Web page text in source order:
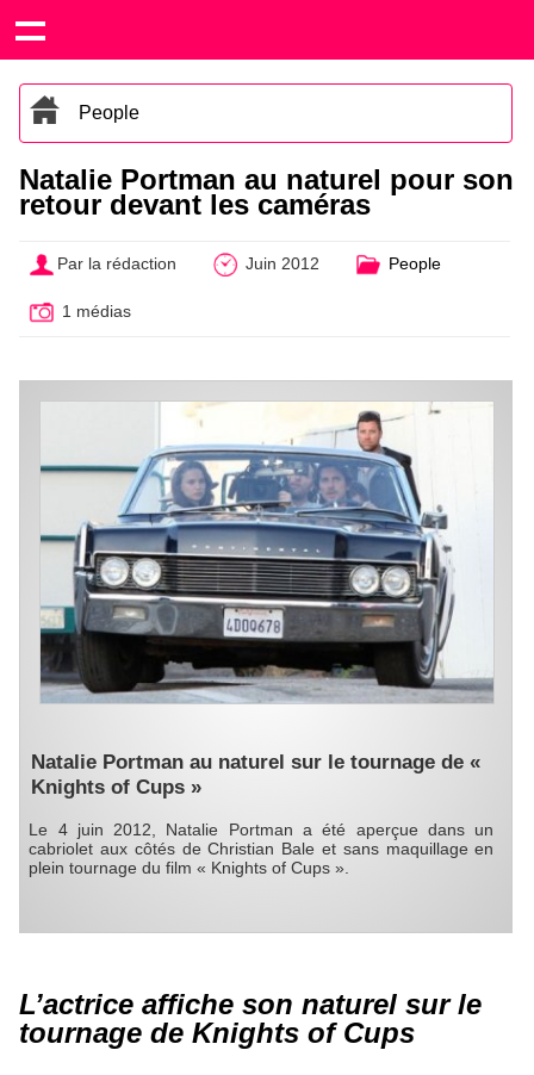
People
Natalie Portman au naturel pour son
retour devant les caméras
Par la rédaction Juin 2012 People
1 médias
Natalie Portman au naturel sur le tournage de «
Knights of Cups »
Le 4 juin 2012, Natalie Portman a été aperçue dans un
cabriolet aux côtés de Christian Bale et sans maquillage en
plein tournage du film « Knights of Cups ».
L’actrice affiche son naturel sur le
tournage de Knights of Cups